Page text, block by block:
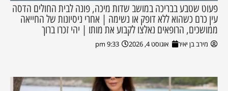
פעוט שטבע בבריכה במושב שדות מיכה, פונה לבית החולים הדסה
עין כרם כשהוא ללא דופק או נשימה | אחרי ניסיונות של החייאה
ממושכים, הרופאים נאלצו לקבוע את מותו | יהי זכרו ברוך
מירב בן יאיר אוגוסט 4, 2026 9:33 pm